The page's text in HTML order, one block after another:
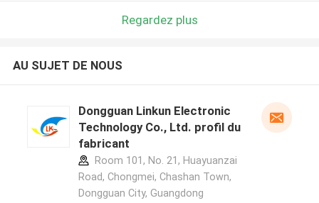
Regardez plus
AU SUJET DE NOUS
Dongguan Linkun Electronic
Technology Co., Ltd. profil du
fabricant
Room 101, No. 21, Huayuanzai
Road, Chongmei, Chashan Town,
Dongguan City, Guangdong